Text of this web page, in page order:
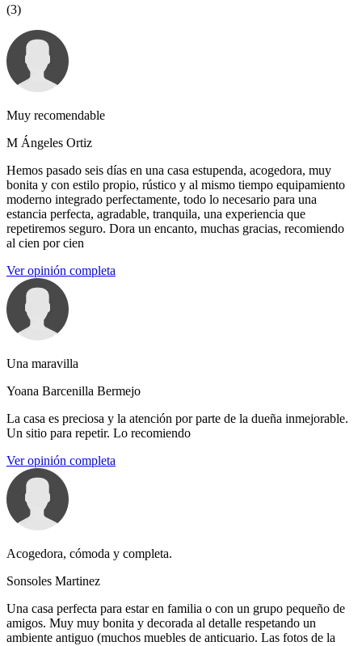
(3)
Muy recomendable
M Ángeles Ortiz
Hemos pasado seis días en una casa estupenda, acogedora, muy
bonita y con estilo propio, rústico y al mismo tiempo equipamiento
moderno integrado perfectamente, todo lo necesario para una
estancia perfecta, agradable, tranquila, una experiencia que
repetiremos seguro. Dora un encanto, muchas gracias, recomiendo
al cien por cien
Ver opinión completa
Una maravilla
Yoana Barcenilla Bermejo
La casa es preciosa y la atención por parte de la dueña inmejorable.
Un sitio para repetir. Lo recomiendo
Ver opinión completa
Acogedora, cómoda y completa.
Sonsoles Martinez
Una casa perfecta para estar en familia o con un grupo pequeño de
amigos. Muy muy bonita y decorada al detalle respetando un
ambiente antiguo (muchos muebles de anticuario. Las fotos de la